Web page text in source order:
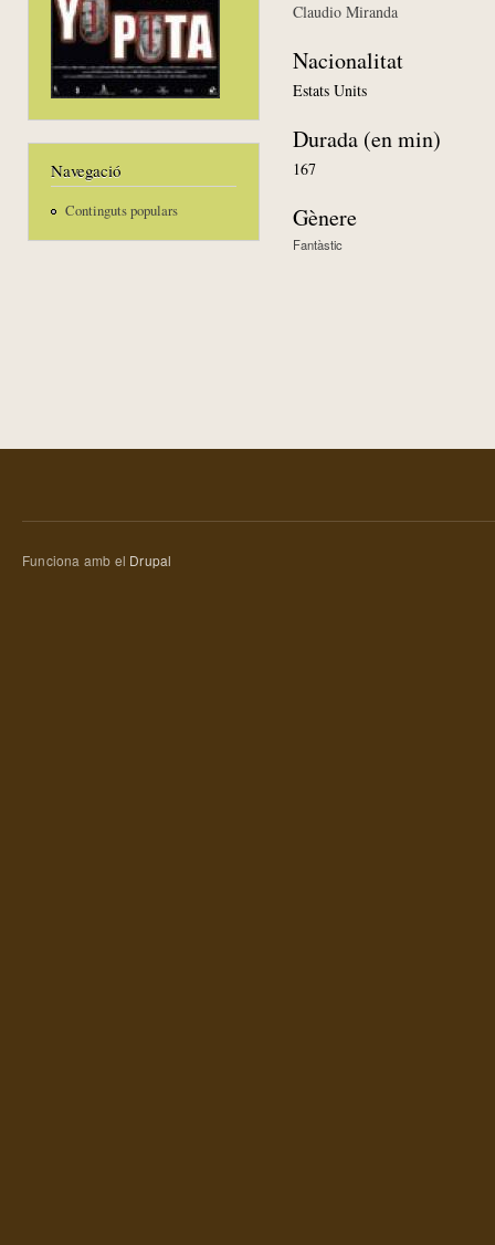
Navegació
Continguts populars
Claudio Miranda
Nacionalitat
Estats Units
Durada (en min)
167
Gènere
Fantàstic
Funciona amb el Drupal